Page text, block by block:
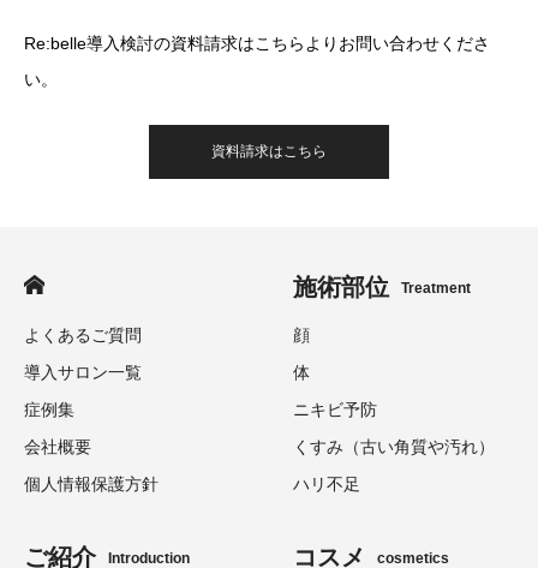
Re:belle導入検討の資料請求はこちらよりお問い合わせくださ
い。
資料請求はこちら
よくあるご質問
導入サロン一覧
症例集
会社概要
個人情報保護方針
施術部位 Treatment
顔
体
ニキビ予防
くすみ（古い角質や汚れ）
ハリ不足
ご紹介 Introduction コスメ cosmetics